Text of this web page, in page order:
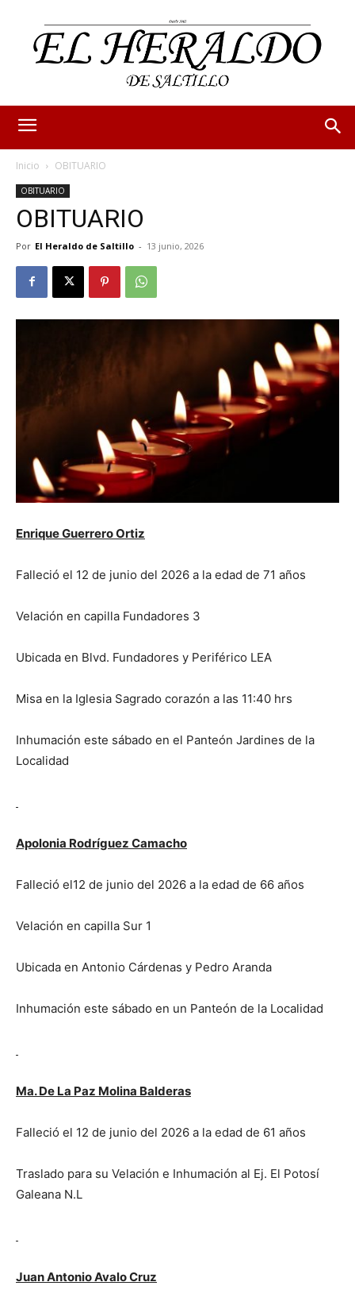
Inicio OBITUARIO
OBITUARIO
OBITUARIO
Por El Heraldo de Saltillo - 13 junio, 2026
Enrique Guerrero Ortiz
Falleció el 12 de junio del 2026 a la edad de 71 años
Velación en capilla Fundadores 3
Ubicada en Blvd. Fundadores y Periférico LEA
Misa en la Iglesia Sagrado corazón a las 11:40 hrs
Inhumación este sábado en el Panteón Jardines de la
Localidad
Apolonia Rodríguez Camacho
Falleció el12 de junio del 2026 a la edad de 66 años
Velación en capilla Sur 1
Ubicada en Antonio Cárdenas y Pedro Aranda
Inhumación este sábado en un Panteón de la Localidad
Ma. De La Paz Molina Balderas
Falleció el 12 de junio del 2026 a la edad de 61 años
Traslado para su Velación e Inhumación al Ej. El Potosí
Galeana N.L
Juan Antonio Avalo Cruz